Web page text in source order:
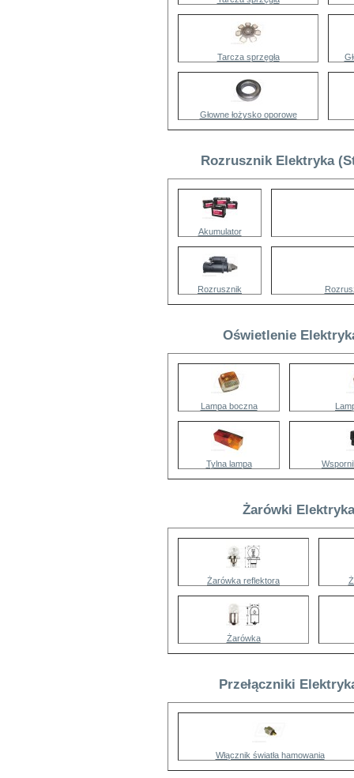
Tarcza sprzęgła
Głowne łożysko oporowe
Rozrusznik Elektryka
Akumulator
Rozrusznik
Oświetlenie
Lampa boczna
Tylna lampa
Żarówki
Żarówka reflektora
Żarówka
Przełączniki
Włącznik światła hamowania